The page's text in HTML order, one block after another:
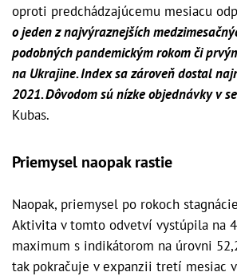
oproti predchádzajúcemu mesiacu
o jeden z najvýraznejších
podobných pandemickým rokom či
na Ukrajine. Index sa zároveň dostal
2021. Dôvodom sú nízke objednávky v
Kubas.
Priemysel naopak rastie
Naopak, priemysel po rokoch
Aktivita v tomto odvetví vystúpila na
maximum s indikátorom na úrovni
tak pokračuje v expanzii tretí mesiac